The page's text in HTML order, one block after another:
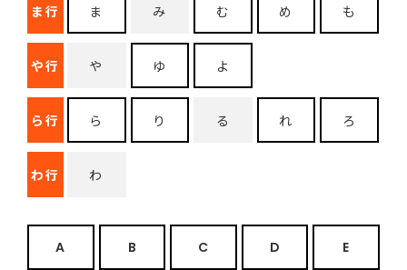
ま行 ま み む め も
や行 や ゆ よ
ら行 ら り る れ ろ
わ行 わ
A B C D E